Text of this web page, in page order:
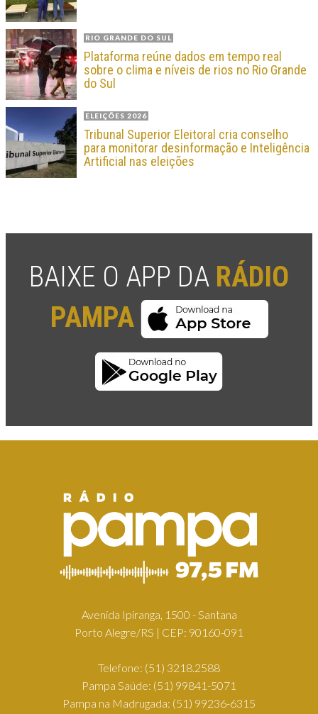
RIO GRANDE DO SUL
Plataforma reúne dados em tempo real
sobre o clima e níveis de rios no Rio Grande
do Sul
ELEIÇÕES 2026
Tribunal Superior Eleitoral cria conselho
para monitorar desinformação e Inteligência
Artificial nas eleições
BAIXE O APP DA RÁDIO
PAMPA
Avenida Ipiranga, 1500 - Santana
Porto Alegre/RS | CEP: 90160-091
Telefone: (51) 3218.2588
Pampa Saúde: (51) 99841-5071
Pampa na Madrugada: (51) 99236-6315